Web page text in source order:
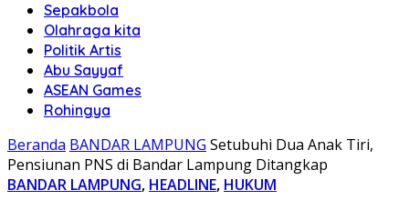
Sepakbola
Olahraga kita
Politik Artis
Abu Sayyaf
ASEAN Games
Rohingya
Beranda BANDAR LAMPUNG Setubuhi Dua Anak Tiri,
Pensiunan PNS di Bandar Lampung Ditangkap
BANDAR LAMPUNG, HEADLINE, HUKUM